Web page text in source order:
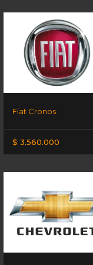
Fiat Cronos
$ 3.560.000